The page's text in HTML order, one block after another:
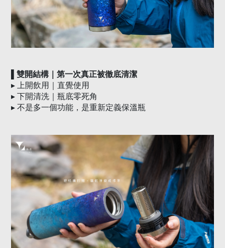
▌雙開結構｜第一次真正被徹底清潔
▸
上開飲用｜直覺使用
▸ 下開清洗｜瓶底零死角
▸ 不是多一個功能，是重新定義保溫瓶